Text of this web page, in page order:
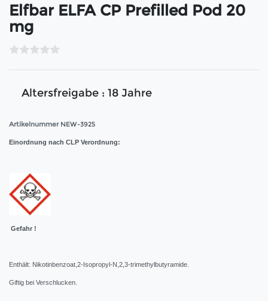
Elfbar ELFA CP Prefilled Pod 20
mg
Altersfreigabe : 18 Jahre
Artikelnummer NEW-3925
Einordnung nach CLP Verordnung:
Gefahr !
Enthält: Nikotinbenzoat,2-Isopropyl-N,2,3-trimethylbutyramide.
Giftig bei Verschlucken.